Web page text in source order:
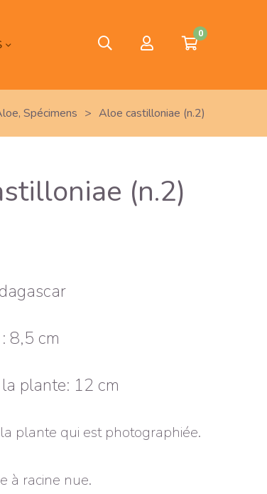
0
, Spécimens > Aloe castilloniae (n.2)
(n.2)
8,5 cm
plante: 12 cm
plante qui est photographiée.
à racine nue.